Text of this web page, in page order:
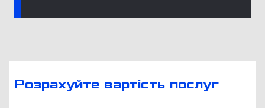
Розрахуйте вартість послуг